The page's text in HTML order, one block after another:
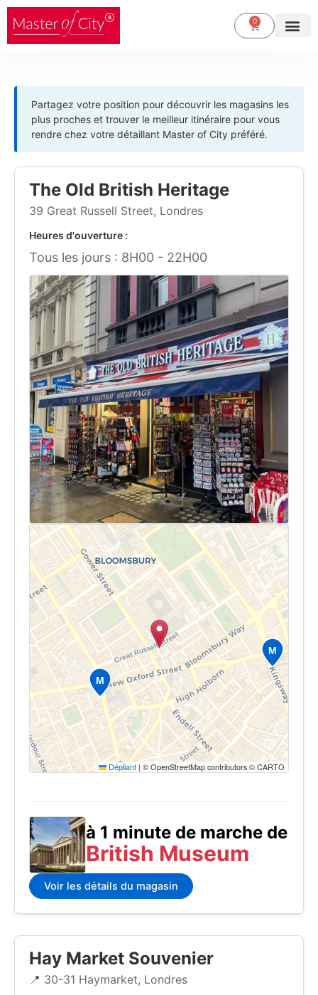
Aller
contenu
0
Chariot
Partagez votre position pour découvrir les magasins les
plus proches et trouver le meilleur itinéraire pour vous
rendre chez votre détaillant Master of City préféré.
The Old British Heritage
39 Great Russell Street, Londres
Heures d'ouverture :
Tous les jours : 8H00 - 22H00
Dépliant | © OpenStreetMap contributors © CARTO
à 1 minute de marche de
British Museum
Voir les détails du magasin
Hay Market Souvenier
📍 30-31 Haymarket, Londres